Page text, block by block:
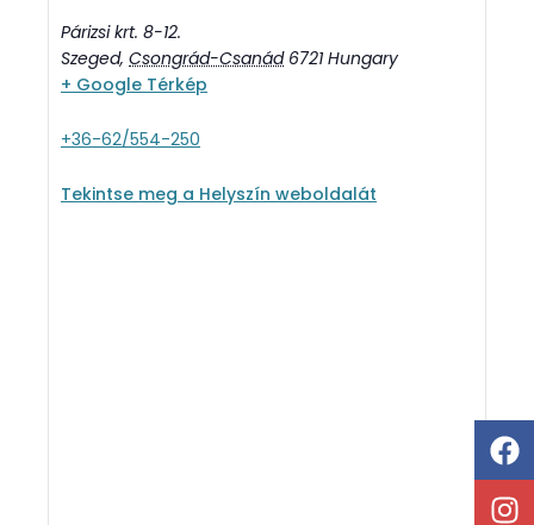
Párizsi krt. 8-12.
Szeged, Csongrád-Csanád 6721 Hungary
+ Google Térkép
+36-62/554-250
Tekintse meg a Helyszín weboldalát